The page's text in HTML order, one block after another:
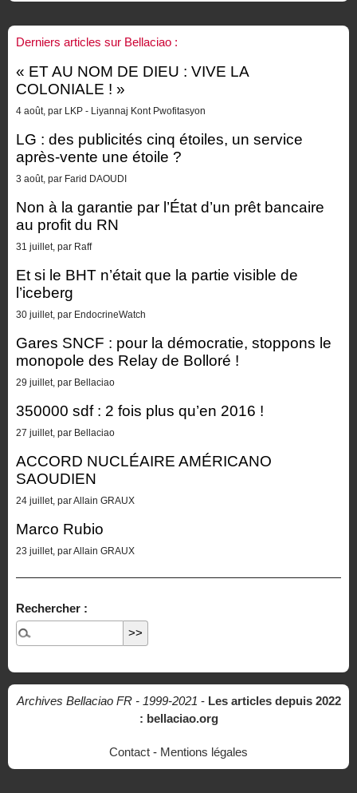
Derniers articles sur Bellaciao :
« ET AU NOM DE DIEU : VIVE LA
COLONIALE ! »
4 août, par LKP - Liyannaj Kont Pwofitasyon
LG : des publicités cinq étoiles, un service
après-vente une étoile ?
3 août, par Farid DAOUDI
Non à la garantie par l’État d’un prêt bancaire
au profit du RN
31 juillet, par Raff
Et si le BHT n’était que la partie visible de
l’iceberg
30 juillet, par EndocrineWatch
Gares SNCF : pour la démocratie, stoppons le
monopole des Relay de Bolloré !
29 juillet, par Bellaciao
350000 sdf : 2 fois plus qu’en 2016 !
27 juillet, par Bellaciao
ACCORD NUCLÉAIRE AMÉRICANO
SAOUDIEN
24 juillet, par Allain GRAUX
Marco Rubio
23 juillet, par Allain GRAUX
Rechercher :
Archives Bellaciao FR - 1999-2021 - Les articles depuis 2022
: bellaciao.org
Contact - Mentions légales